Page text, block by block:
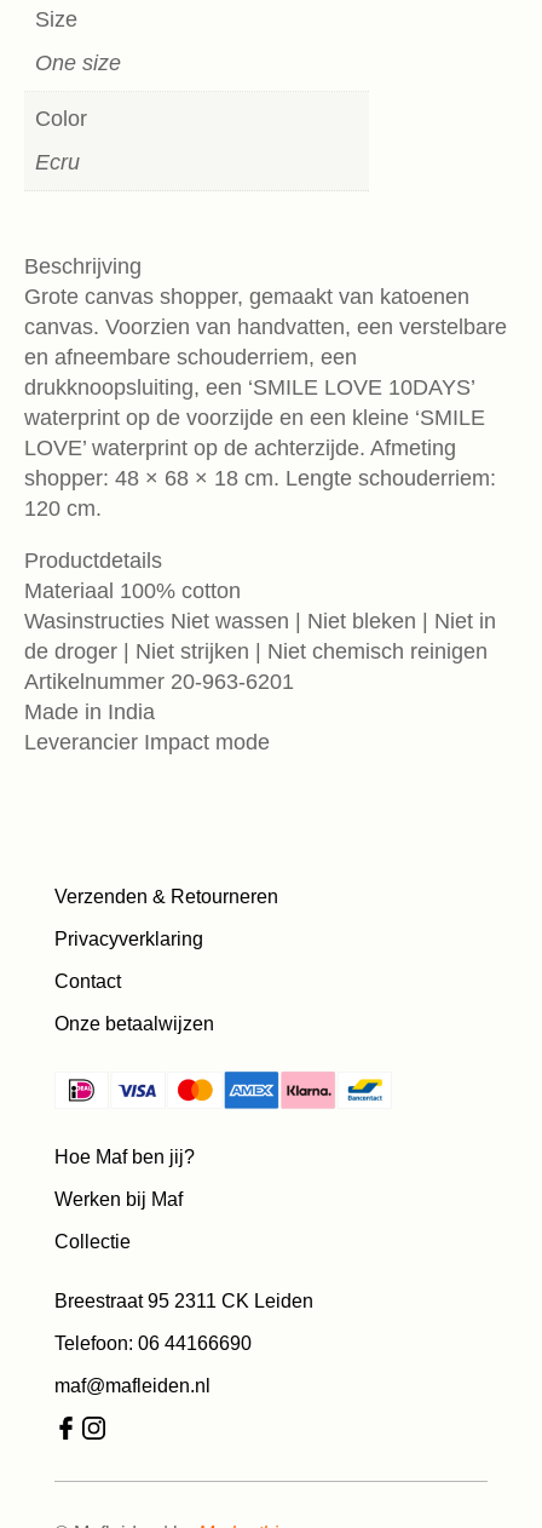
Size
One size
Color
Ecru
Beschrijving
Grote canvas shopper, gemaakt van katoenen
canvas. Voorzien van handvatten, een verstelbare
en afneembare schouderriem, een
drukknoopsluiting, een ‘SMILE LOVE 10DAYS’
waterprint op de voorzijde en een kleine ‘SMILE
LOVE’ waterprint op de achterzijde. Afmeting
shopper: 48 × 68 × 18 cm. Lengte schouderriem:
120 cm.
Productdetails
Materiaal 100% cotton
Wasinstructies Niet wassen | Niet bleken | Niet in
de droger | Niet strijken | Niet chemisch reinigen
Artikelnummer 20-963-6201
Made in India
Leverancier Impact mode
Verzenden & Retourneren
Privacyverklaring
Contact
Onze betaalwijzen
Hoe Maf ben jij?
Werken bij Maf
Collectie
Breestraat 95 2311 CK Leiden
Telefoon: 06 44166690
maf@mafleiden.nl